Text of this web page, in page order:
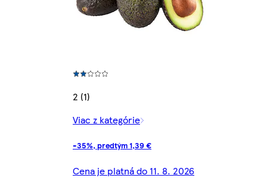
2 (1)
Viac z kategórie
-35%, predtým 1,39 €
Cena je platná do 11. 8. 2026